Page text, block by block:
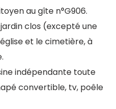
au gîte n°G906.
clos (excepté une
et le cimetière, à
indépendante toute
convertible, tv, poêle